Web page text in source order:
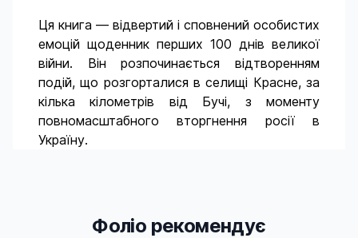
Ця книга — відвертий і сповнений особистих
емоцій щоденник перших 100 днів великої
війни. Він розпочинається відтворенням
подій, що розгорталися в селищі Красне, за
кілька кілометрів від Бучі, з моменту
повномасштабного вторгнення росії в
Україну.
Фоліо рекомендує